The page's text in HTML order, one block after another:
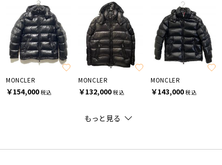
MONCLER
￥154,000税込
MONCLER
￥132,000税込
MONCLER
￥143,000税込
もっと見る